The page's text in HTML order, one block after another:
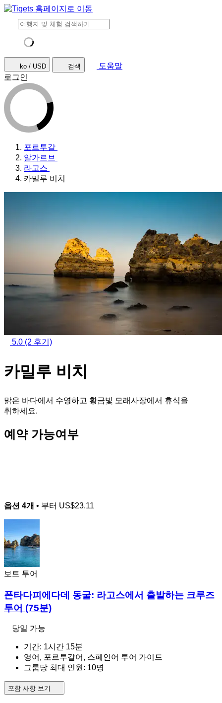
ko / USD 검색
도움말
로그인
포르투갈
알가르브
라고스
카밀루 비치
5.0 (2 후기)
카밀루 비치
맑은 바다에서 수영하고 황금빛 모래사장에서 휴식을
취하세요.
예약 가능여부
옵션 4개 • 부터 US$23.11
보트 투어
폰타다피에다데 동굴: 라고스에서 출발하는 크루즈
투어 (75분)
당일 가능
기간: 1시간 15분
영어, 포르투갈어, 스페인어 투어 가이드
그룹당 최대 인원: 10명
포함 사항 보기